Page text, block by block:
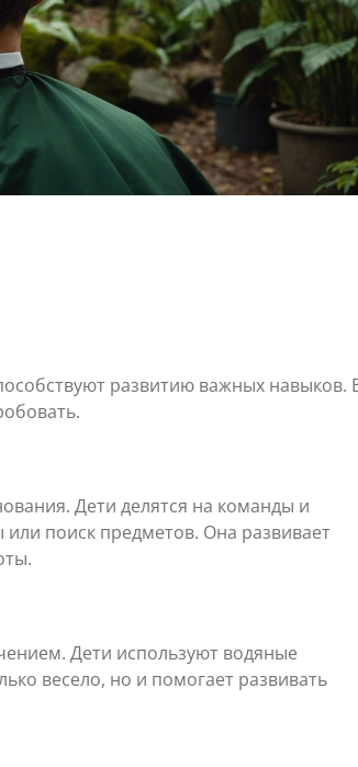
развитию важных навыков.
Дети делятся на команды и
поиск предметов. Она развивает
Дети используют водяные
весело, но и помогает развивать